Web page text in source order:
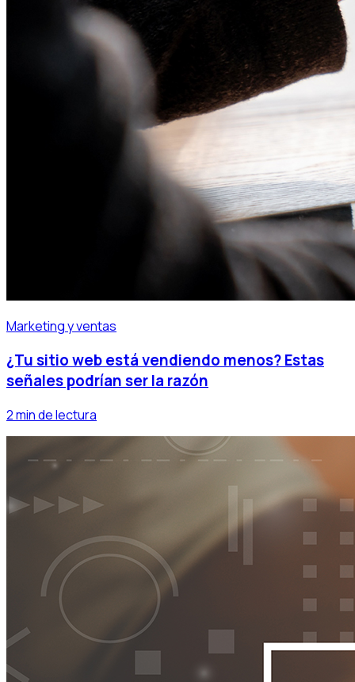
Marketing y ventas
¿Tu sitio web está vendiendo menos? Estas
señales podrían ser la razón
2 min de lectura